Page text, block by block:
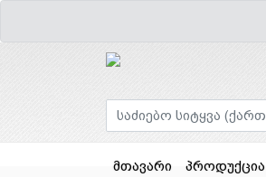
მთავარი პროდუქცია